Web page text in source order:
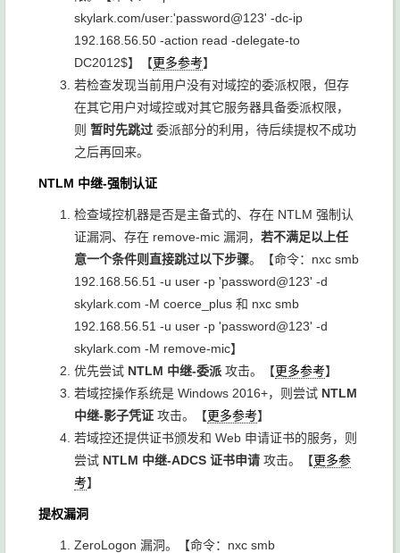
skylark.com/user:'password@123' -dc-ip
192.168.56.50 -action read -delegate-to
DC2012$】【更多参考】
若检查发现当前用户没有对域控的委派权限，但存
在其它用户对域控或对其它服务器具备委派权限，
则 暂时先跳过 委派部分的利用，待后续提权不成功
之后再回来。
NTLM 中继-强制认证
检查域控机器是否是主备式的、存在 NTLM 强制认
证漏洞、存在 remove-mic 漏洞， 若不满足以上任
意一个条件则直接跳过以下步骤。【命令： nxc smb
192.168.56.51 -u user -p 'password@123' -d
skylark.com -M coerce_plus 和 nxc smb
192.168.56.51 -u user -p 'password@123' -d
skylark.com -M remove-mic】
优先尝试 NTLM 中继-委派 攻击。【更多参考】
若域控操作系统是 Windows 2016+，则尝试 NTLM
中继-影子凭证 攻击。【更多参考】
若域控还提供证书颁发和 Web 申请证书的服务，则
尝试 NTLM 中继-ADCS 证书申请 攻击。【更多参
考】
提权漏洞
ZeroLogon 漏洞。【命令： nxc smb